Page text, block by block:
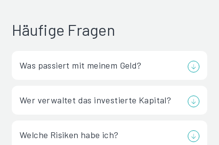
Häufige Fragen
Was passiert mit meinem Geld?
Wer verwaltet das investierte Kapital?
Welche Risiken habe ich?